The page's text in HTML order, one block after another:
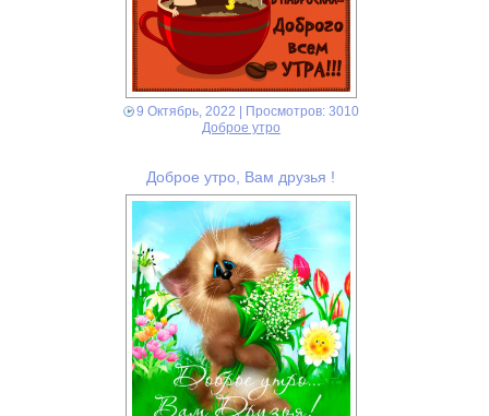
9 Октябрь, 2022 | Просмотров: 3010
Доброе утро
Доброе утро, Вам друзья !